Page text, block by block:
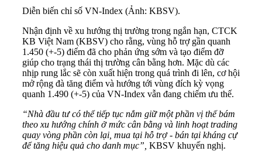
Diễn biến chỉ số VN-Index (Ảnh: KBSV).
Nhận định về xu hướng thị trường trong ngắn hạn, CTCK
KB Việt Nam (KBSV) cho rằng, vùng hỗ trợ gần quanh
1.450 (+-5) điểm đã cho phản ứng sớm và tạo điểm đỡ
giúp cho trạng thái thị trường cân bằng hơn. Mặc dù các
nhịp rung lắc sẽ còn xuất hiện trong quá trình đi lên, cơ hội
mở rộng đà tăng điểm và hướng tới vùng đích kỳ vọng
quanh 1.490 (+-5) của VN-Index vẫn đang chiếm ưu thế.
“Nhà đầu tư có thể tiếp tục nắm giữ một phần vị thế bám
theo xu hướng chính ở mức cân bằng và linh hoạt trading
quay vòng phần còn lại, mua tại hỗ trợ - bán tại kháng cự
để tăng hiệu quả cho danh mục”, KBSV khuyến nghị.